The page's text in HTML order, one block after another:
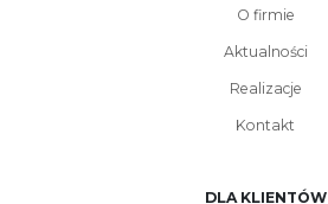
O firmie
Aktualności
Realizacje
Kontakt
DLA KLIENTÓW